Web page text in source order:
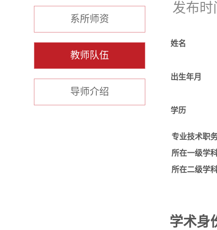
系所师资
教师队伍
导师介绍
发布
姓名
出生年月
学历
专业技术职
所在一级学
所在二级学
学术身